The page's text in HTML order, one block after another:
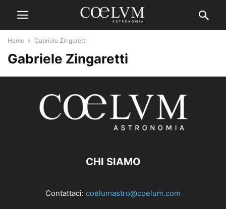
Home Gabriele Zingaretti
Gabriele Zingaretti
CHI SIAMO
Contattaci: coelumastro@coelum.com